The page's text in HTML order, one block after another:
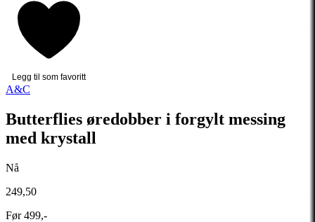
Legg til som favoritt
A&C
Butterflies øredobber i forgylt messing
med krystall
Nå
249,50
Før 499,-